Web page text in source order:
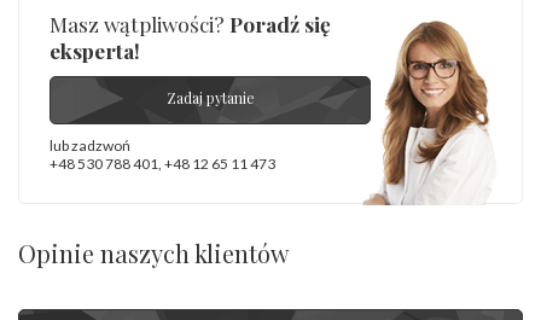
Masz wątpliwości? Poradź się
eksperta!
Zadaj pytanie
lub zadzwoń
+48 530 788 401, +48 12 65 11 473
Opinie naszych klientów